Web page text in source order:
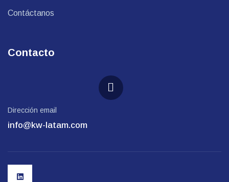
Contáctanos
Contacto
Dirección email
info@kw-latam.com